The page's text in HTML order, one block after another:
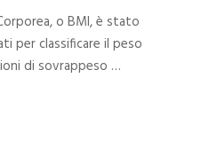
o BMI, è stato
per classificare il peso
di sovrappeso …